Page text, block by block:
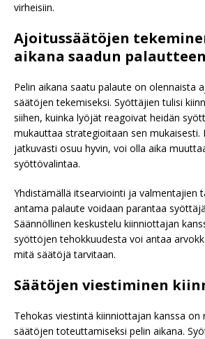
virheisiin.
Ajoitussäätöjen
aikana saadun
Pelin aikana saatu palaute on olennaista
säätöjen tekemiseksi. Syöttäjien tulisi
siihen, kuinka lyöjät reagoivat heidän
mukauttaa strategioitaan sen mukaisesti.
jatkuvasti osuu hyvin, voi olla aika
syöttövalintaa.
Yhdistämällä itsearviointi ja valmentajien
antama palaute voidaan parantaa
Säännöllinen keskustelu kiinniottajan
syöttöjen tehokkuudesta voi antaa
mitä säätöjä tarvitaan.
Säätöjen viestiminen
Tehokas viestintä kiinniottajan kanssa on
säätöjen toteuttamiseksi pelin aikana.